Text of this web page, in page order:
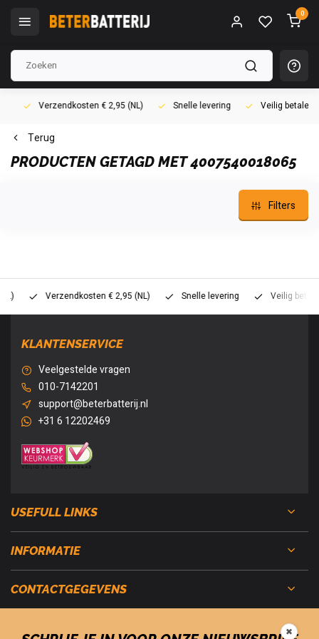
0
Verzendkosten € 2,95 (NL) Snelle levering Veilig betalen
Terug
PRODUCTEN GETAGD MET 4007540018065
Filters
Verzendkosten € 2,95 (NL) Snelle levering Veilig betalen
KLANTENSERVICE
Veelgestelde vragen
010-7142201
support@beterbatterij.nl
+31 6 12202469
USEFULL LINKS
INFORMATIE
CONTACTGEGEVENS
✖